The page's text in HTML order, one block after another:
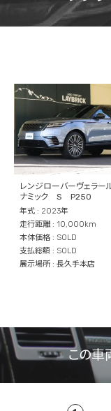
レンジローバーヴェラ
ナミック S P250
年式 : 2023年
走行距離 : 10,000km
本体価格 : SOLD
支払総額 : SOLD
展示場所 : 長久手本店
この車